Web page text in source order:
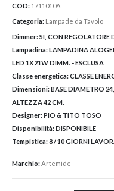
COD: 1711010A
Categoria: Lampade da Tavolo
Dimmer:SI, CON REGOLATORE
Lampadina:LAMPADINA
LED 1X21W DIMM. - ESCLUSA
Classe energetica:CLASSE
Dimensioni:BASE DIAMETRO
ALTEZZA 42 CM.
Designer:PIO & TITO TOSO
Disponibilità:DISPONIBILE
Tempistica:8 / 10 GIORNI
Marchio:Artemide